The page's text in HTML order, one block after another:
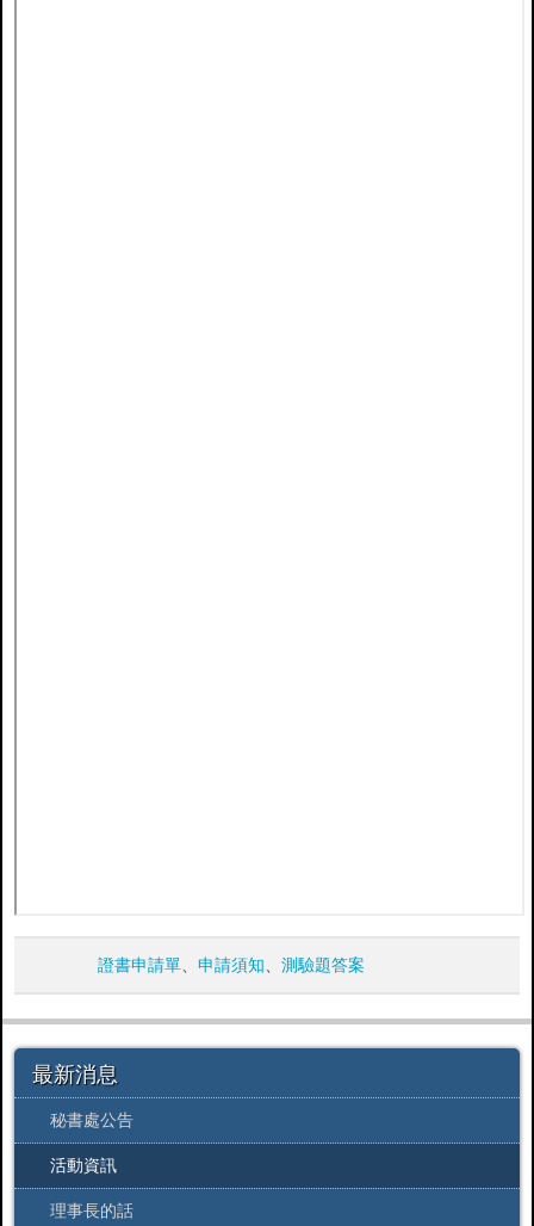
證書申請單、 申請須知、 測驗題答案
最新消息
秘書處公告
活動資訊
理事長的話